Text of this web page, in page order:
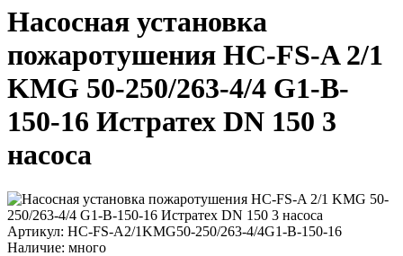
Насосная установка
пожаротушения HC-FS-A 2/1
KMG 50-250/263-4/4 G1-B-
150-16 Истратех DN 150 3
насоса
Артикул: HC-FS-A2/1KMG50-250/263-4/4G1-B-150-16
Наличие: много